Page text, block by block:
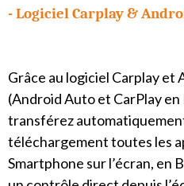
- LogicielCarplay &
Grâce au logiciel Carplay et
(Android Auto et CarPlay
transférez
téléchargement toutes les
Smartphone sur l’écran, en